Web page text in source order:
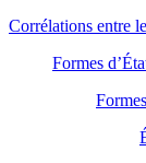
Corrélations entre
Formes